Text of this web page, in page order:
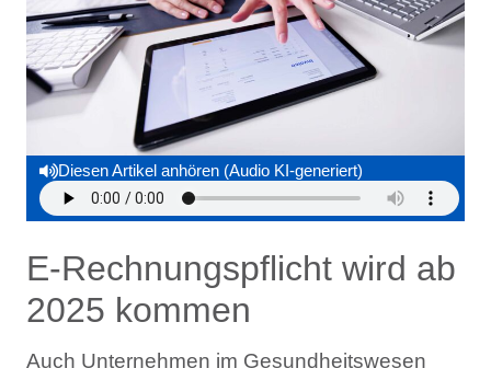
Diesen Artikel anhören (Audio KI-generiert)
E-Rechnungspflicht wird ab
2025 kommen
Auch Unternehmen im Gesundheitswesen